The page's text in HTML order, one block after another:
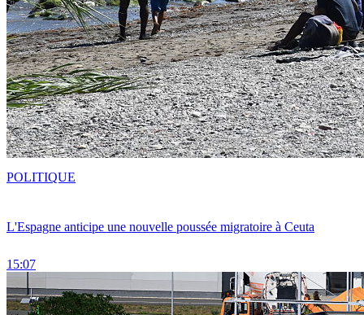
L'Espagne anticipe une nouvelle poussée migratoire à Ceuta
15:07
POLITIQUE